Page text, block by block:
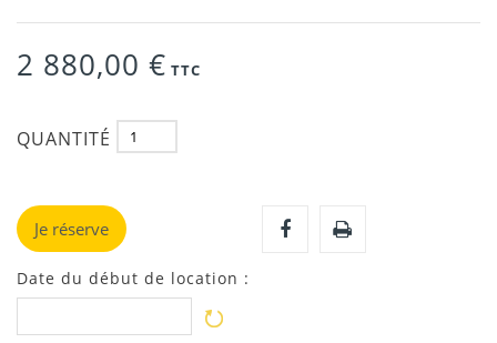
2 880,00 € TTC
QUANTITÉ
Je réserve
Date du début de location :